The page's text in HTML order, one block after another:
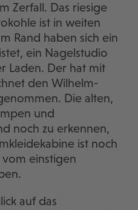
Zerfall. Das riesige
ist in weiten
Rand haben sich ein
ein Nagelstudio
Laden. Der hat mit
den Wilhelm-
Die alten,
und
noch zu erkennen,
ist noch
vom einstigen
auf das